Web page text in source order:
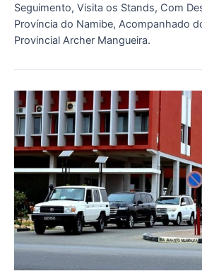
Seguimento, Visita os Stands, Com
Província do Namibe, Acompanhado
Provincial Archer Mangueira.